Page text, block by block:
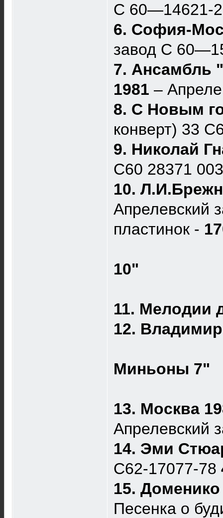
С 60—14621-
6. София-
завод С
7. Ансамбль
1981 –
8. С Новым
конверт) 33
9. Николай
С60 28371
10.
Апрелевский
пластинок -
10"
11. Мелодии
12.
Миньоны 7"
13. Москва
Апрелевский
14. Эми
C62-17077-78
15.
Песенка о